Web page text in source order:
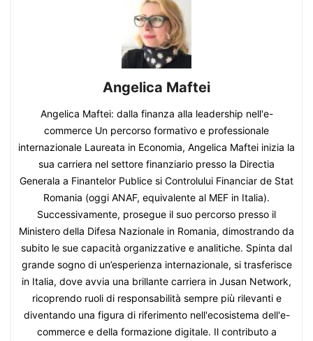
Angelica Maftei
Angelica Maftei: dalla finanza alla leadership nell'e-
commerce Un percorso formativo e professionale
internazionale Laureata in Economia, Angelica Maftei inizia la
sua carriera nel settore finanziario presso la Directia
Generala a Finantelor Publice si Controlului Financiar de Stat
Romania (oggi ANAF, equivalente al MEF in Italia).
Successivamente, prosegue il suo percorso presso il
Ministero della Difesa Nazionale in Romania, dimostrando da
subito le sue capacità organizzative e analitiche. Spinta dal
grande sogno di un’esperienza internazionale, si trasferisce
in Italia, dove avvia una brillante carriera in Jusan Network,
ricoprendo ruoli di responsabilità sempre più rilevanti e
diventando una figura di riferimento nell'ecosistema dell'e-
commerce e della formazione digitale. Il contributo a